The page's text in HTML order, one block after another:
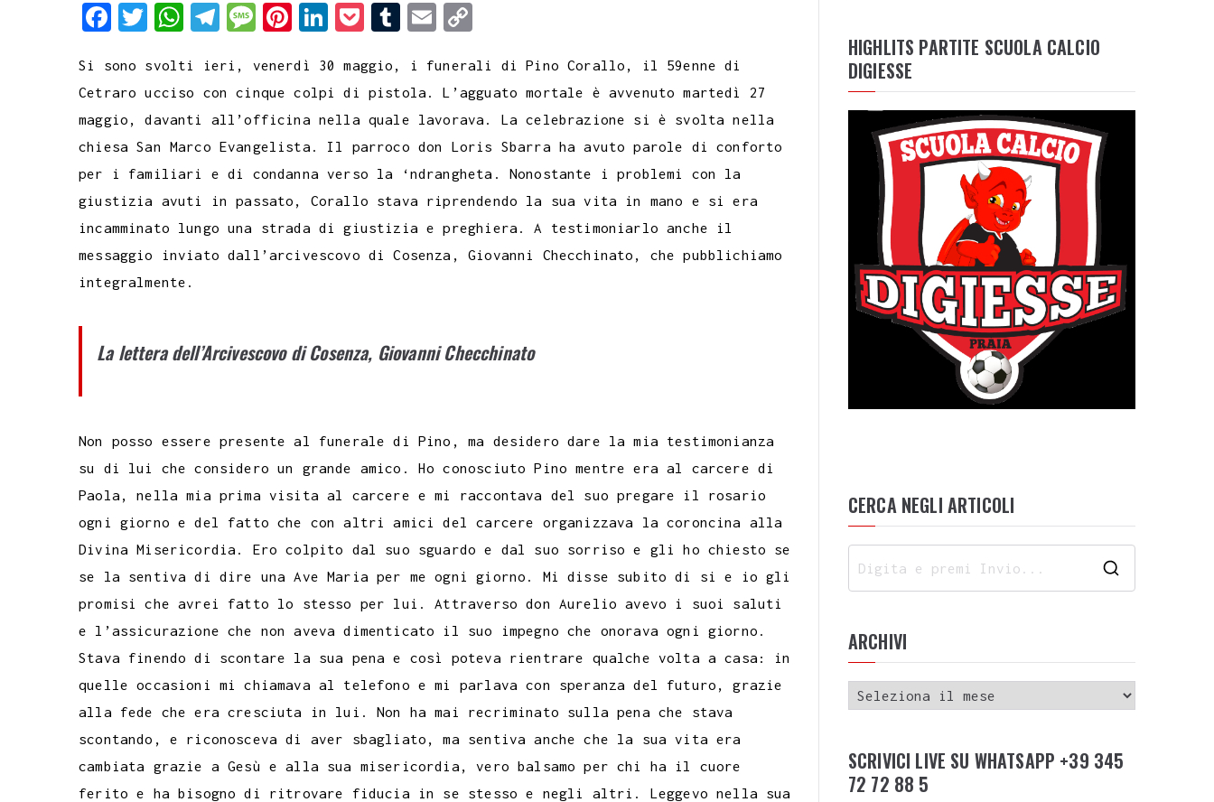
F
c
e
b
o
o
k
T
i
t
t
e
W
a
t
s
A
p
p
T
l
e
g
r
m
M
s
s
a
g
P
n
t
e
r
s
t
L
n
k
e
d
n
c
k
e
t
T
m
b
l
r
E
a
i
l
p
y
L
i
n
k
Si sono svolti ieri, venerdì 30 maggio, i funerali di Pino Corallo, il 59enne di
Cetraro ucciso con cinque colpi di pistola. L’agguato mortale è avvenuto martedì 27
maggio, davanti all’officina nella quale lavorava. La celebrazione si è svolta nella
chiesa San Marco Evangelista. Il parroco don Loris Sbarra ha avuto parole di conforto
per i familiari e di condanna verso la ‘ndrangheta. Nonostante i problemi con la
giustizia avuti in passato, Corallo stava riprendendo la sua vita in mano e si era
incamminato lungo una strada di giustizia e preghiera. A testimoniarlo anche il
messaggio inviato dall’arcivescovo di Cosenza, Giovanni Checchinato, che pubblichiamo
integralmente.
La lettera dell’Arcivescovo di Cosenza, Giovanni Checchinato
Non posso essere presente al funerale di Pino, ma desidero dare la mia testimonianza
su di lui che considero un grande amico. Ho conosciuto Pino mentre era al carcere di
Paola, nella mia prima visita al carcere e mi raccontava del suo pregare il rosario
ogni giorno e del fatto che con altri amici del carcere organizzava la coroncina alla
Divina Misericordia. Ero colpito dal suo sguardo e dal suo sorriso e gli ho chiesto se
se la sentiva di dire una Ave Maria per me ogni giorno. Mi disse subito di si e io gli
promisi che avrei fatto lo stesso per lui. Attraverso don Aurelio avevo i suoi saluti
e l’assicurazione che non aveva dimenticato il suo impegno che onorava ogni giorno.
Stava finendo di scontare la sua pena e così poteva rientrare qualche volta a casa: in
quelle occasioni mi chiamava al telefono e mi parlava con speranza del futuro, grazie
alla fede che era cresciuta in lui. Non ha mai recriminato sulla pena che stava
scontando, e riconosceva di aver sbagliato, ma sentiva anche che la sua vita era
cambiata grazie a Gesù e alla sua misericordia, vero balsamo per chi ha il cuore
ferito e ha bisogno di ritrovare fiducia in se stesso e negli altri. Leggevo nella sua
HIGHLITS PARTITE SCUOLA CALCIO
DIGIESSE
CERCA NEGLI ARTICOLI
ARCHIVI
SCRIVICI LIVE SU WHATSAPP +39 345
72 72 88 5